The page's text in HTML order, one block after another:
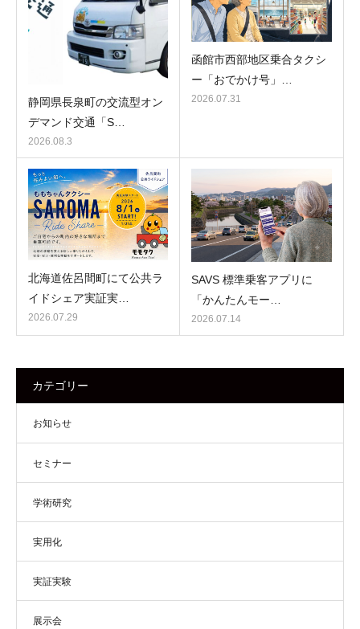
静岡県長泉町の交流型オン
デマンド交通「S…
2026.08.3
函館市西部地区乗合タクシ
ー「おでかけ号」…
2026.07.31
北海道佐呂間町にて公共ラ
イドシェア実証実…
2026.07.29
SAVS 標準乗客アプリに
「かんたんモー…
2026.07.14
カテゴリー
お知らせ
セミナー
学術研究
実用化
実証実験
展示会